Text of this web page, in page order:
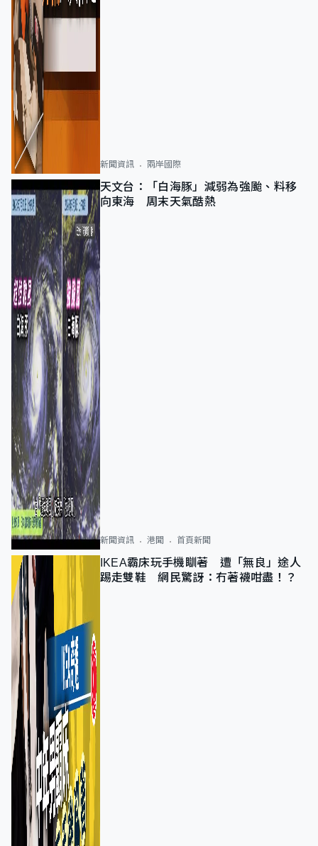
新聞資訊 兩岸國際
天文台：「白海豚」減弱為強颱、料移
向東海 周末天氣酷熱
新聞資訊 港聞 首頁新聞
IKEA霸床玩手機瞓著 遭「無良」途人
踢走雙鞋 網民驚訝：冇著襪咁盡！？